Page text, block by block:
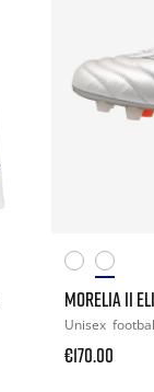
MORELIA II
Unisex
€170.00